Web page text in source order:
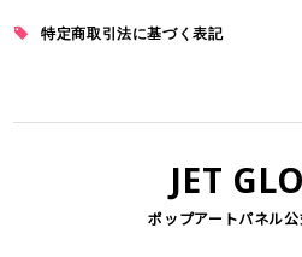
特定商取引法に基づく表記
JET
ポップアートパネル